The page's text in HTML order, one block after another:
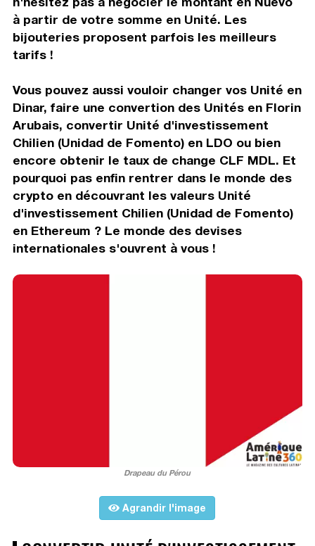
à partir de votre somme en Unité. Les
bijouteries proposent parfois les meilleurs
tarifs !
Vous pouvez aussi vouloir changer vos Unité en
Dinar, faire une convertion des Unités en Florin
Arubais, convertir Unité d'investissement
Chilien (Unidad de Fomento) en LDO ou bien
encore obtenir le taux de change CLF MDL. Et
pourquoi pas enfin rentrer dans le monde des
crypto en découvrant les valeurs Unité
d'investissement Chilien (Unidad de Fomento)
en Ethereum ? Le monde des devises
internationales s'ouvrent à vous !
Drapeau du Pérou
Agrandir l'image